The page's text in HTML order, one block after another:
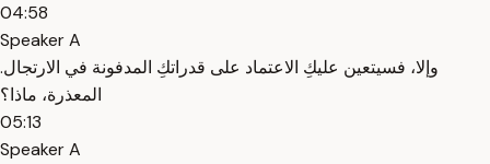
04:58
Speaker A
وإلا، فسيتعين عليكِ الاعتماد على قدراتكِ المدفونة في الارتجال.
المعذرة، ماذا؟
05:13
Speaker A